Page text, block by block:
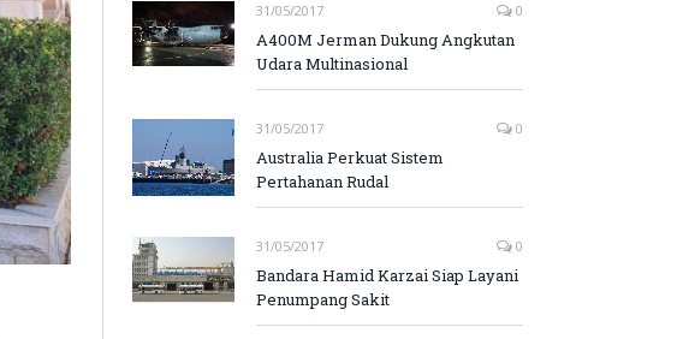
31/05/2017 0
A400M Jerman Dukung Angkutan
Udara Multinasional
31/05/2017 0
Australia Perkuat Sistem
Pertahanan Rudal
31/05/2017 0
Bandara Hamid Karzai Siap Layani
Penumpang Sakit